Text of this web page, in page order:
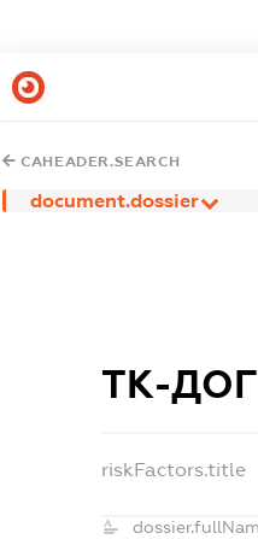
CAHEADER.SEARCH
document.dossier
ТК-
riskFactors.title